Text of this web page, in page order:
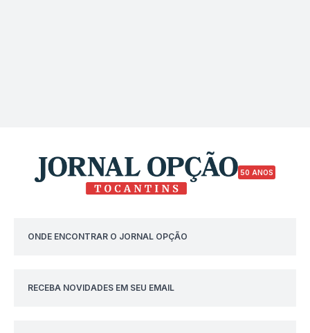
50 ANOS
ONDE ENCONTRAR O JORNAL OPÇÃO
RECEBA NOVIDADES EM SEU EMAIL